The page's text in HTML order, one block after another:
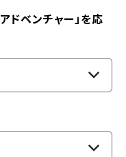
ドベンチャー」を応